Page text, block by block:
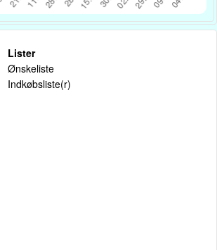
Lister
Ønskeliste
Indkøbsliste(r)